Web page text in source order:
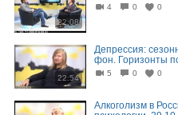
22:08
4 0 0
22:54
Депрессия:
фон. Горизонты
5 0 0
Алкоголизм в